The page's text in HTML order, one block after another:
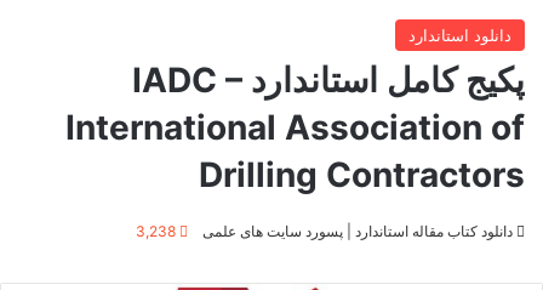
دانلود استاندارد
پکیج کامل استاندارد IADC –
International Association of
Drilling Contractors
دانلود کتاب مقاله استاندارد | پسورد سایت های علمی 3,238